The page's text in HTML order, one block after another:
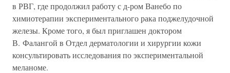
в РВГ, где продолжил работу с д-ром Ванебо по
химиотерапии экспериментального рака поджелудочной
железы. Кроме того, я был приглашен доктором
В. Фалангой в Отдел дерматологии и хирургии кожи
консультировать исследования по экспериментальной
меланоме.